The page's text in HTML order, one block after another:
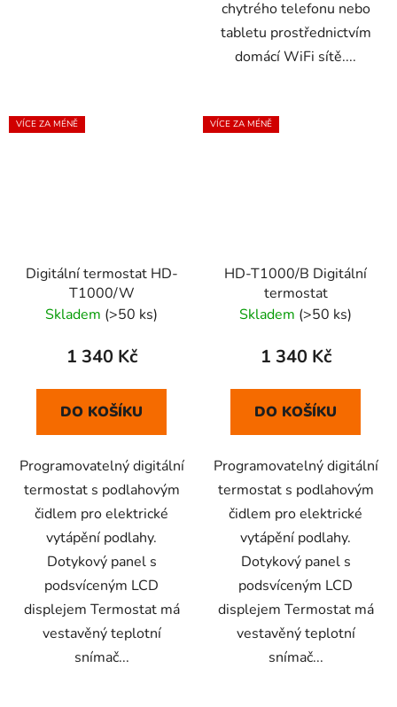
chytrého telefonu nebo
tabletu prostřednictvím
domácí WiFi sítě....
VÍCE ZA MÉNĚ
Digitální termostat HD-
T1000/W
Skladem (>50 ks)
1 340 Kč
DO KOŠÍKU
Programovatelný digitální
termostat s podlahovým
čidlem pro elektrické
vytápění podlahy.
Dotykový panel s
podsvíceným LCD
displejem Termostat má
vestavěný teplotní
snímač...
VÍCE ZA MÉNĚ
HD-T1000/B Digitální
termostat
Skladem (>50 ks)
1 340 Kč
DO KOŠÍKU
Programovatelný digitální
termostat s podlahovým
čidlem pro elektrické
vytápění podlahy.
Dotykový panel s
podsvíceným LCD
displejem Termostat má
vestavěný teplotní
snímač...